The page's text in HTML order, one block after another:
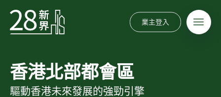
業主登入
香港北部都會區
驅動香港未來發展的強勁引擎